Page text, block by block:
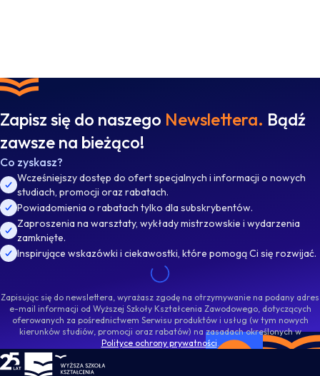
Zapisz się do naszego Newslettera. Bądź
zawsze na bieżąco!
Co zyskasz?
Wcześniejszy dostęp do ofert specjalnych i informacji o nowych
studiach, promocji oraz rabatach.
Powiadomienia o rabatach tylko dla subskrybentów.
Zaproszenia na warsztaty, wykłady mistrzowskie i wydarzenia
zamknięte.
Inspirujące wskazówki i ciekawostki, które pomogą Ci się rozwijać.
Zapisując się do newslettera, wyrażasz zgodę na otrzymywanie na podany adres
e-mail informacji od Wyższej Szkoły Kształcenia Zawodowego, dotyczących
oferowanych za pośrednictwem Serwisu produktów i usług (w tym nowych
kierunków studiów, promocji oraz rabatów) na zasadach określonych w
Polityce ochrony prywatności.
WSKZ - strona główna